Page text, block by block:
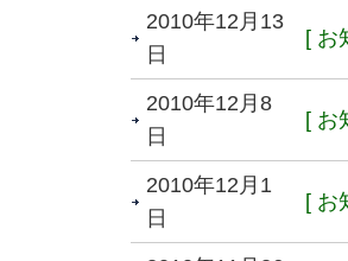
2010年12月13
日
[ お
2010年12月8
日
[ お
2010年12月1
日
[ お